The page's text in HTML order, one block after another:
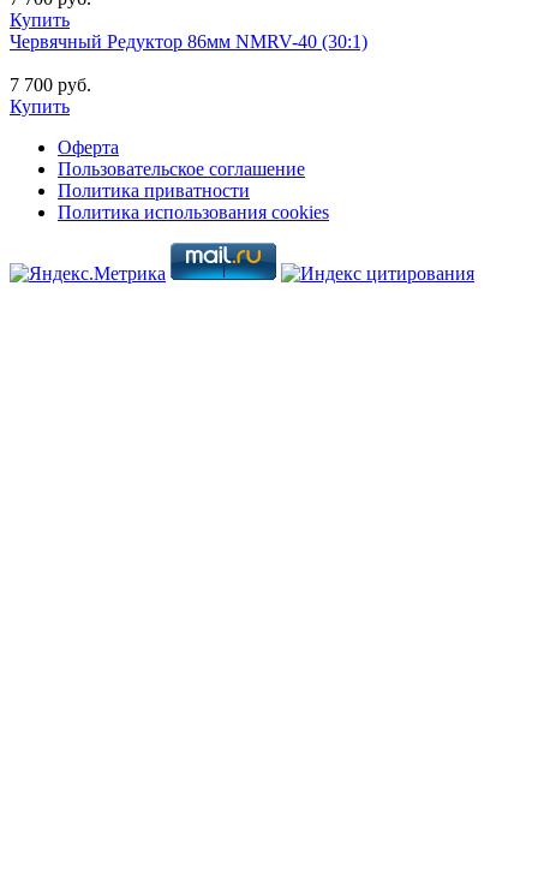
Купить
Червячный Редуктор 86мм NMRV-40 (30:1)
7 700 руб.
Купить
Оферта
Пользовательское соглашение
Политика приватности
Политика использования cookies